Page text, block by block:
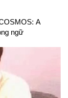
A
ngữ